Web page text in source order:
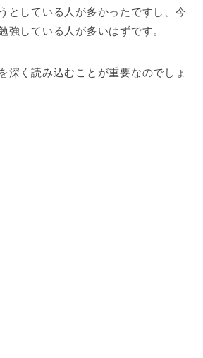
としている人が多かったですし、今
強している人が多いはずです。
深く読み込むことが重要なのでしょ